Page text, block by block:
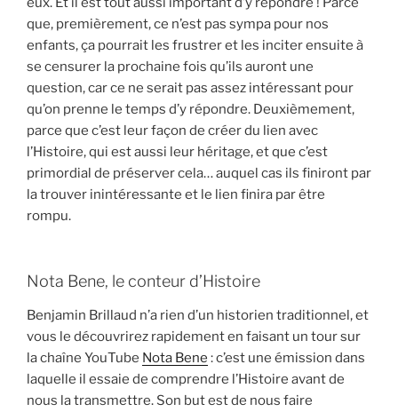
que, premièrement, ce n’est pas sympa pour nos
enfants, ça pourrait les frustrer et les inciter ensuite à
se censurer la prochaine fois qu’ils auront une
question, car ce ne serait pas assez intéressant pour
qu’on prenne le temps d’y répondre. Deuxièmement,
parce que c’est leur façon de créer du lien avec
l’Histoire, qui est aussi leur héritage, et que c’est
primordial de préserver cela… auquel cas ils finiront par
la trouver inintéressante et le lien finira par être
rompu.
Nota Bene, le conteur d’Histoire
Benjamin Brillaud n’a rien d’un historien traditionnel, et
vous le découvrirez rapidement en faisant un tour sur
la chaîne YouTube Nota Bene : c’est une émission dans
laquelle il essaie de comprendre l’Histoire avant de
nous la transmettre. Son but est de nous faire